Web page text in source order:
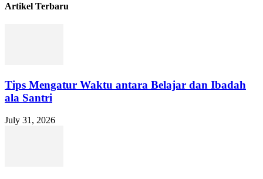
Artikel Terbaru
Tips Mengatur Waktu antara Belajar dan Ibadah
ala Santri
July 31, 2026